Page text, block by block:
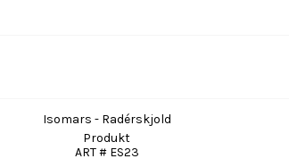
Isomars - Radérskjold
Produkt
ART # ES23